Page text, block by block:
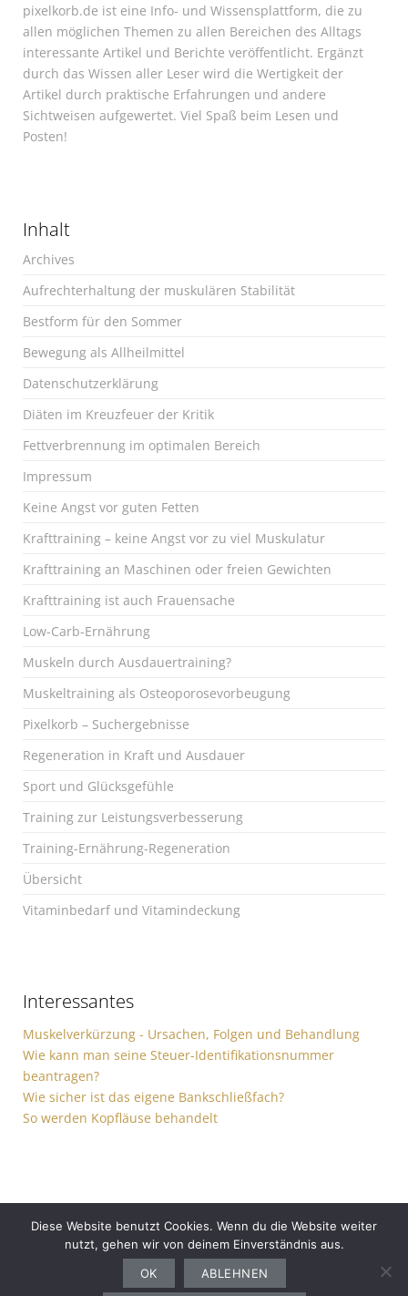
pixelkorb.de ist eine Info- und Wissensplattform, die zu
allen möglichen Themen zu allen Bereichen des Alltags
interessante Artikel und Berichte veröffentlicht. Ergänzt
durch das Wissen aller Leser wird die Wertigkeit der
Artikel durch praktische Erfahrungen und andere
Sichtweisen aufgewertet. Viel Spaß beim Lesen und
Posten!
Inhalt
Archives
Aufrechterhaltung der muskulären Stabilität
Bestform für den Sommer
Bewegung als Allheilmittel
Datenschutzerklärung
Diäten im Kreuzfeuer der Kritik
Fettverbrennung im optimalen Bereich
Impressum
Keine Angst vor guten Fetten
Krafttraining – keine Angst vor zu viel Muskulatur
Krafttraining an Maschinen oder freien Gewichten
Krafttraining ist auch Frauensache
Low-Carb-Ernährung
Muskeln durch Ausdauertraining?
Muskeltraining als Osteoporosevorbeugung
Pixelkorb – Suchergebnisse
Regeneration in Kraft und Ausdauer
Sport und Glücksgefühle
Training zur Leistungsverbesserung
Training-Ernährung-Regeneration
Übersicht
Vitaminbedarf und Vitamindeckung
Interessantes
Muskelverkürzung - Ursachen, Folgen und Behandlung
Wie kann man seine Steuer-Identifikationsnummer
beantragen?
Wie sicher ist das eigene Bankschließfach?
So werden Kopfläuse behandelt
Finanzen Ernährung Auto
Haushalt
Bewerbung
Garten Freizeit
Diese Website benutzt Cookies. Wenn du die Website weiter
nutzt, gehen wir von deinem Einverständnis aus.
OK
ABLEHNEN